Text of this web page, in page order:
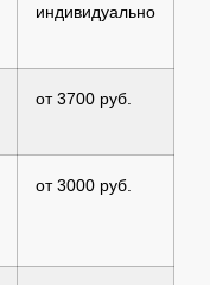
индивидуально
от 3700 руб.
от 3000 руб.